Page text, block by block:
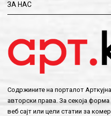
ЗА НАС
Содржините на порталот
авторски права. За секоја
веб сајт или цели статии за